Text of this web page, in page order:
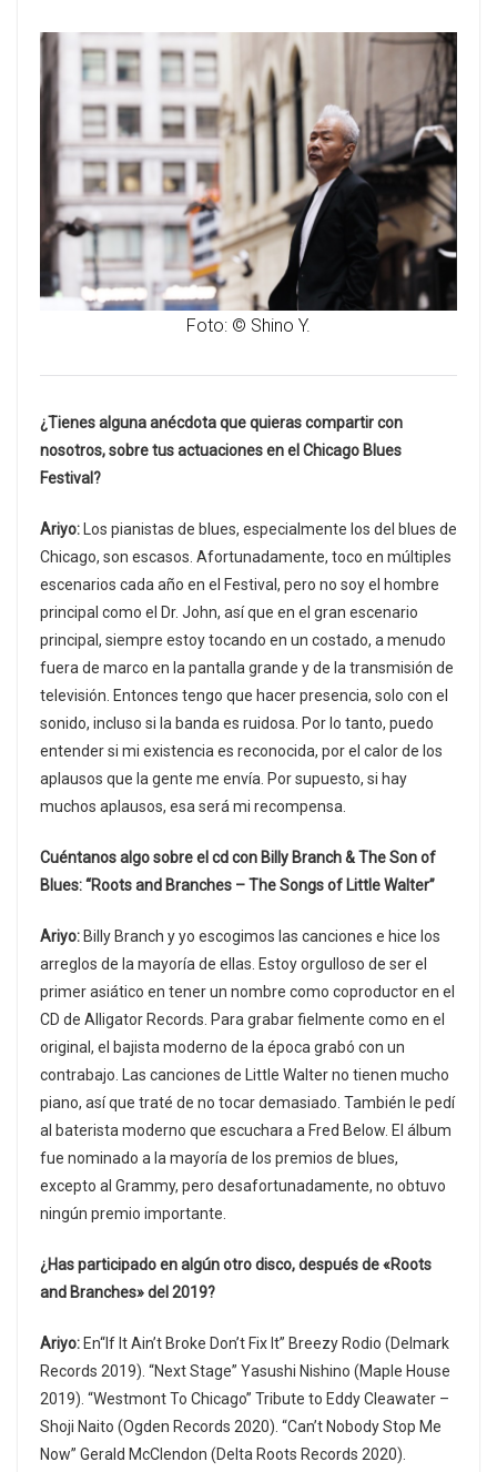
Foto: © Shino Y.
¿Tienes alguna anécdota que quieras compartir con
nosotros, sobre tus actuaciones en el Chicago Blues
Festival?
Ariyo:
Los pianistas de blues, especialmente los del blues de
Chicago, son escasos. Afortunadamente, toco en múltiples
escenarios cada año en el Festival, pero no soy el hombre
principal como el Dr. John, así que en el gran escenario
principal, siempre estoy tocando en un costado, a menudo
fuera de marco en la pantalla grande y de la transmisión de
televisión. Entonces tengo que hacer presencia, solo con el
sonido, incluso si la banda es ruidosa. Por lo tanto, puedo
entender si mi existencia es reconocida, por el calor de los
aplausos que la gente me envía. Por supuesto, si hay
muchos aplausos, esa será mi recompensa.
Cuéntanos algo sobre el cd con Billy Branch & The Son of
Blues: “Roots and Branches – The Songs of Little Walter”
Ariyo: Billy Branch y yo escogimos las canciones e hice los
arreglos de la mayoría de ellas. Estoy orgulloso de ser el
primer asiático en tener un nombre como coproductor en el
CD de Alligator Records. Para grabar fielmente como en el
original, el bajista moderno de la época grabó con un
contrabajo. Las canciones de Little Walter no tienen mucho
piano, así que traté de no tocar demasiado. También le pedí
al baterista moderno que escuchara a Fred Below. El álbum
fue nominado a la mayoría de los premios de blues,
excepto al Grammy, pero desafortunadamente, no obtuvo
ningún premio importante.
¿Has participado en algún otro disco, después de «Roots
and Branches» del 2019?
Ariyo: En“If It Ain’t Broke Don’t Fix It” Breezy Rodio (Delmark
Records 2019). “Next Stage” Yasushi Nishino (Maple House
2019). “Westmont To Chicago” Tribute to Eddy Cleawater –
Shoji Naito (Ogden Records 2020). “Can’t Nobody Stop Me
Now” Gerald McClendon (Delta Roots Records 2020).